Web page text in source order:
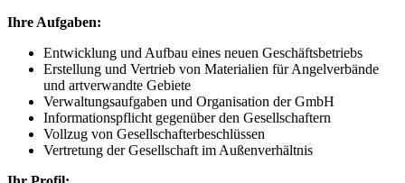
Ihre Aufgaben:
Entwicklung und Aufbau eines neuen Geschäftsbetriebs
Erstellung und Vertrieb von Materialien für Angelverbände
und artverwandte Gebiete
Verwaltungsaufgaben und Organisation der GmbH
Informationspflicht gegenüber den Gesellschaftern
Vollzug von Gesellschafterbeschlüssen
Vertretung der Gesellschaft im Außenverhältnis